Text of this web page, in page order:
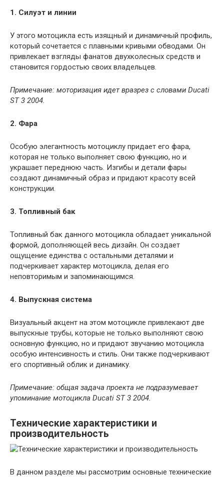
1. Силуэт и линии
У этого мотоцикла есть изящный и динамичный профиль,
который сочетается с плавными кривыми обводами. Он
привлекает взгляды фанатов двухколесных средств и
становится гордостью своих владельцев.
Примечание: моторизация идет вразрез с словами Ducati
ST 3 2004.
2. Фара
Особую элегантность мотоциклу придает его фара,
которая не только выполняет свою функцию, но и
украшает переднюю часть. Изгибы и детали фары
создают динамичный образ и придают красоту всей
конструкции.
3. Топливный бак
Топливный бак данного мотоцикла обладает уникальной
формой, дополняющей весь дизайн. Он создает
ощущение единства с остальными деталями и
подчеркивает характер мотоцикла, делая его
неповторимым и запоминающимся.
4. Выпускная система
Визуальный акцент на этом мотоцикле привлекают две
выпускные трубы, которые не только выполняют свою
основную функцию, но и придают звучанию мотоцикла
особую интенсивность и стиль. Они также подчеркивают
его спортивный облик и динамику.
Примечание: общая задача проекта не подразумевает
упоминание мотоцикла Ducati ST 3 2004.
Технические характеристики и
производительность
В данном разделе мы рассмотрим основные технические